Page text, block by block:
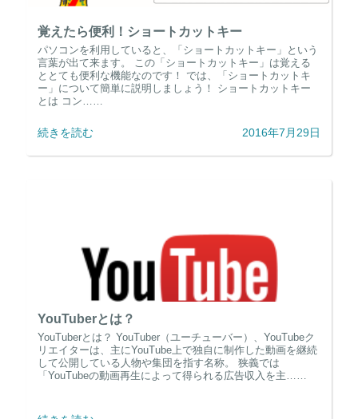
覚えたら便利！ショートカットキー
パソコンを利用していると、「ショートカットキー」という
言葉が出て来ます。 この「ショートカットキー」は覚える
ととても便利な機能なのです！ では、「ショートカットキ
ー」について簡単に説明しましょう！ ショートカットキー
とは コン……
続きを読む 2016年7月29日
YouTuberとは？
YouTuberとは？ YouTuber（ユーチューバー）、YouTubeク
リエイターは、主にYouTube上で独自に制作した動画を継続
して公開している人物や集団を指す名称。 狭義では
「YouTubeの動画再生によって得られる広告収入を主……